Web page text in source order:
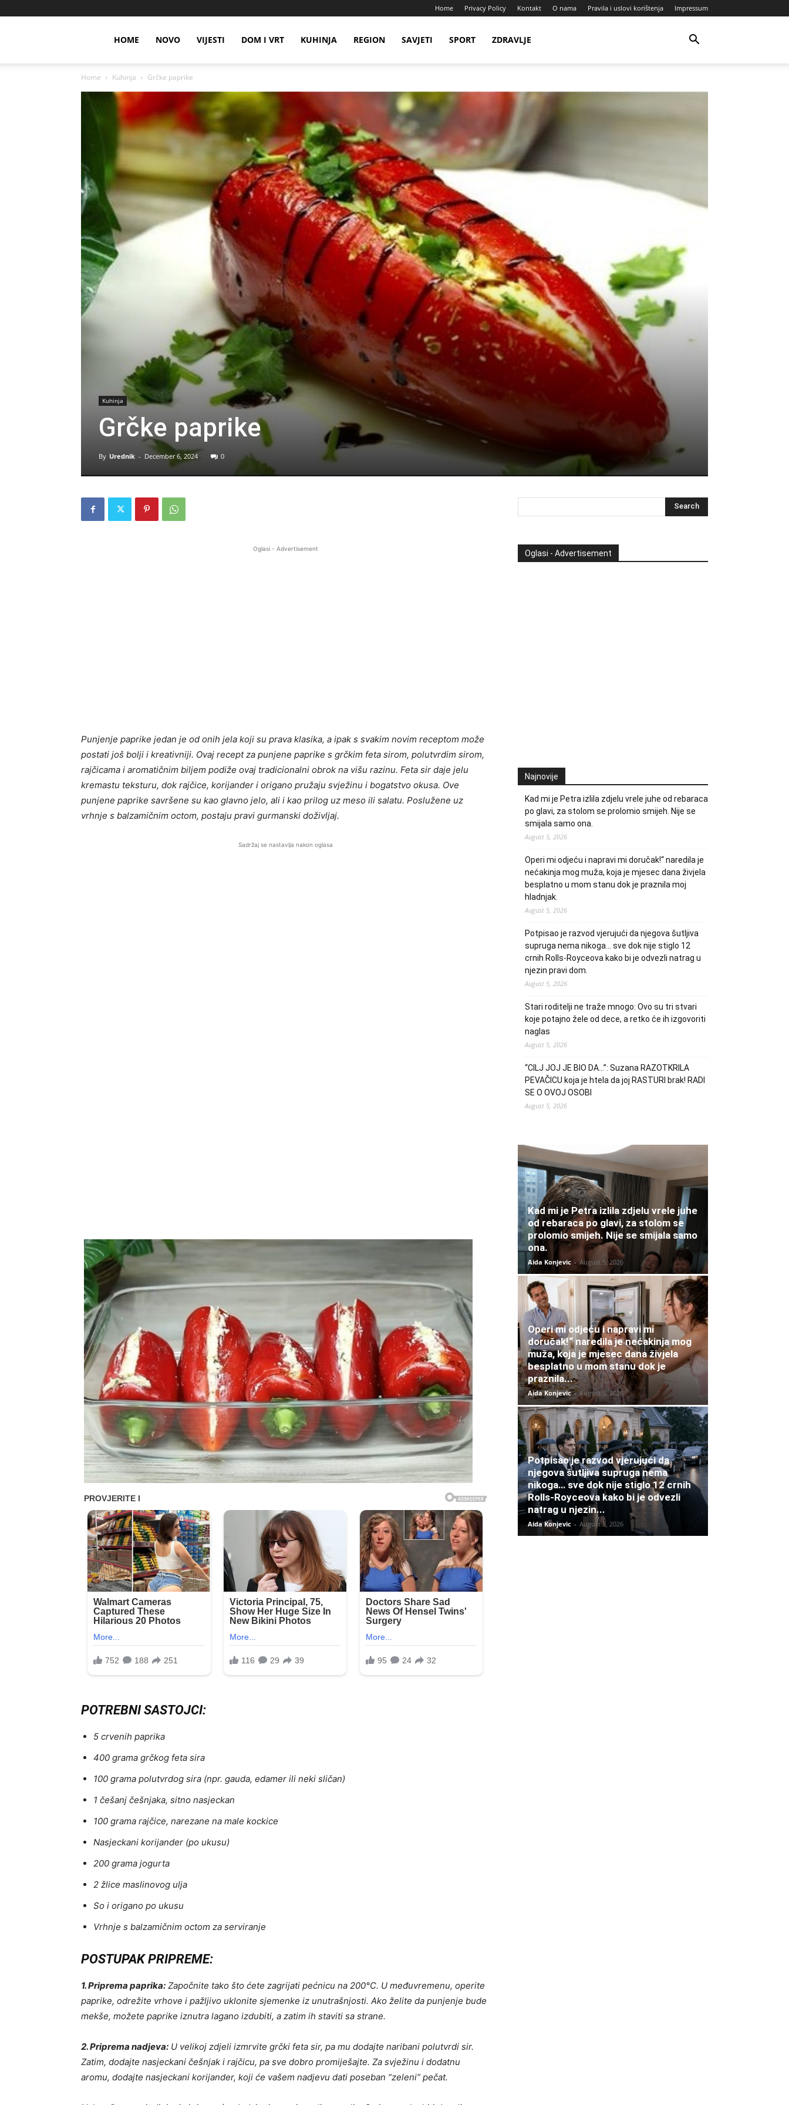
Home Privacy Policy Kontakt O nama Pravila i uslovi korištenja Impressum
HOME NOVO VIJESTI DOM I VRT KUHINJA REGION SAVJETI SPORT ZDRAVLJE
Home Kuhinja Grčke paprike
Kuhinja
Grčke paprike
By Urednik - December 6, 2024 0
Oglasi - Advertisement
Punjenje paprike jedan je od onih jela koji su prava klasika, a ipak s svakim novim receptom može
postati još bolji i kreativniji. Ovaj recept za punjene paprike s grčkim feta sirom, polutvrdim sirom,
rajčicama i aromatičnim biljem podiže ovaj tradicionalni obrok na višu razinu. Feta sir daje jelu
kremastu teksturu, dok rajčice, korijander i origano pružaju svježinu i bogatstvo okusa. Ove
punjene paprike savršene su kao glavno jelo, ali i kao prilog uz meso ili salatu. Poslužene uz
vrhnje s balzamičnim octom, postaju pravi gurmanski doživljaj.
Sadržaj se nastavlja nakon oglasa
POTREBNI SASTOJCI:
5 crvenih paprika
400 grama grčkog feta sira
100 grama polutvrdog sira (npr. gauda, edamer ili neki sličan)
1 češanj češnjaka, sitno nasjeckan
100 grama rajčice, narezane na male kockice
Nasjeckani korijander (po ukusu)
200 grama jogurta
2 žlice maslinovog ulja
So i origano po ukusu
Vrhnje s balzamičnim octom za serviranje
POSTUPAK PRIPREME:
1. Priprema paprika: Započnite tako što ćete zagrijati pećnicu na 200°C. U međuvremenu, operite
paprike, odrežite vrhove i pažljivo uklonite sjemenke iz unutrašnjosti. Ako želite da punjenje bude
mekše, možete paprike iznutra lagano izdubiti, a zatim ih staviti sa strane.
2. Priprema nadjeva: U velikoj zdjeli izmrvite grčki feta sir, pa mu dodajte naribani polutvrdi sir.
Zatim, dodajte nasjeckani češnjak i rajčicu, pa sve dobro promiješajte. Za svježinu i dodatnu
aromu, dodajte nasjeckani korijander, koji će vašem nadjevu dati poseban “zeleni” pečat.
Oglasi - Advertisement
Najnovije
Kad mi je Petra izlila zdjelu vrele juhe od rebaraca
po glavi, za stolom se prolomio smijeh. Nije se
smijala samo ona.
August 5, 2026
Operi mi odjeću i napravi mi doručak!“ naredila je
nećakinja mog muža, koja je mjesec dana živjela
besplatno u mom stanu dok je praznila moj
hladnjak.
August 5, 2026
Potpisao je razvod vjerujući da njegova šutljiva
supruga nema nikoga… sve dok nije stiglo 12
crnih Rolls-Royceova kako bi je odvezli natrag u
njezin pravi dom.
August 5, 2026
Stari roditelji ne traže mnogo: Ovo su tri stvari
koje potajno žele od dece, a retko će ih izgovoriti
naglas
August 5, 2026
“CILJ JOJ JE BIO DA…”: Suzana RAZOTKRILA
PEVAČICU koja je htela da joj RASTURI brak! RADI
SE O OVOJ OSOBI
August 5, 2026
Kad mi je Petra izlila zdjelu vrele juhe
od rebaraca po glavi, za stolom se
prolomio smijeh. Nije se smijala samo
ona.
Aida Konjevic - August 5, 2026
Operi mi odjeću i napravi mi
doručak!“ naredila je nećakinja mog
muža, koja je mjesec dana živjela
besplatno u mom stanu dok je
praznila...
Aida Konjevic - August 5, 2026
Potpisao je razvod vjerujući da
njegova šutljiva supruga nema
nikoga… sve dok nije stiglo 12 crnih
Rolls-Royceova kako bi je odvezli
natrag u njezin...
Aida Konjevic - August 5, 2026